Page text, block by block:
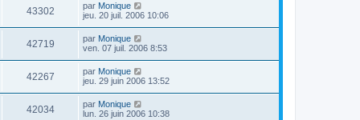
43302 par Monique
jeu. 20 juil. 2006 10:06
42719 par Monique
ven. 07 juil. 2006 8:53
42267 par Monique
jeu. 29 juin 2006 13:52
42034 par Monique
lun. 26 juin 2006 10:38